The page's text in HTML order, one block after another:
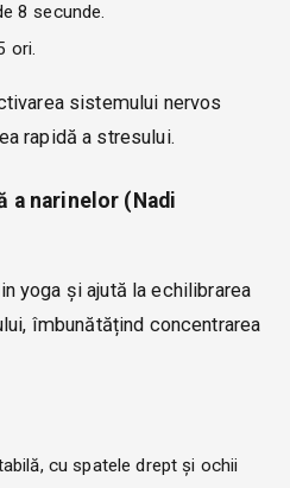
8 secunde.
ori.
sistemului nervos
rapidă a stresului.
a narinelor (Nadi
yoga și ajută la echilibrarea
îmbunătățind concentrarea
cu spatele drept și ochii